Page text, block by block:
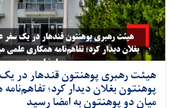
هیئت رهبری پوهنتون قندهار در
پوهنتون بغلان دیدار کرد؛
میان دو پوهنتون به امضا رسید